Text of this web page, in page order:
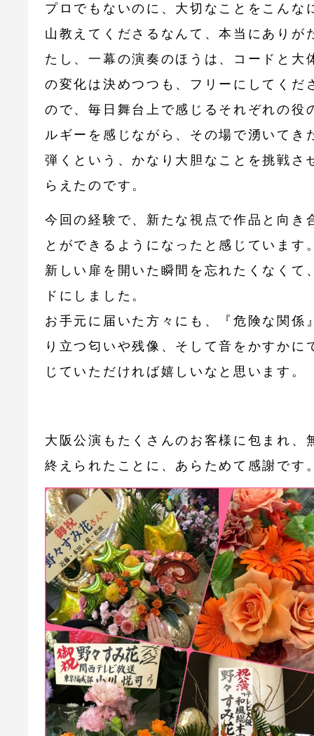
プロでもないのに、大切なことをこんな
山教えてくださるなんて、本当にありが
たし、一幕の演奏のほうは、コードと大
の変化は決めつつも、フリーにしてくだ
ので、毎日舞台上で感じるそれぞれの役
ルギーを感じながら、その場で湧いてき
弾くという、かなり大胆なことを挑戦さ
らえたのです。
今回の経験で、新たな視点で作品と向き
とができるようになったと感じています
新しい扉を開いた瞬間を忘れたくなくて
ドにしました。
お手元に届いた方々にも、『危険な関係
り立つ匂いや残像、そして音をかすかに
じていただければ嬉しいなと思います。
大阪公演もたくさんのお客様に包まれ、
終えられたことに、あらためて感謝です